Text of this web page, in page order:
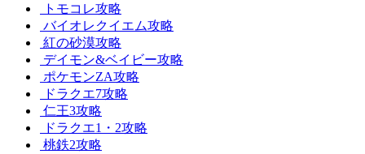
トモコレ攻略
バイオレクイエム攻略
紅の砂漠攻略
デイモン&ベイビー攻略
ポケモンZA攻略
ドラクエ7攻略
仁王3攻略
ドラクエ1・2攻略
桃鉄2攻略